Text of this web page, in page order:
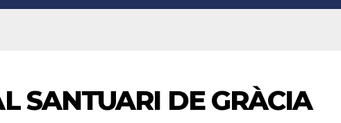
SANTUARI DE GRÀCIA